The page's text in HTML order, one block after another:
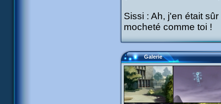
Sissi : Ah, j'en était
mocheté comme toi !
Galerie